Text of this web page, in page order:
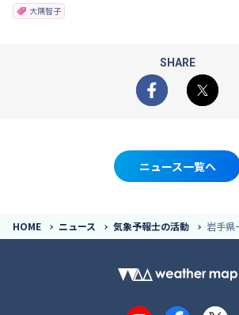
大隅智子
SHARE
Facebook
X
ニュース一覧へ
HOME ニュース 気象予報士の活動 岩手県